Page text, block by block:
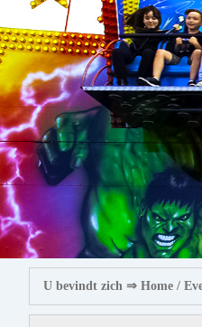
U bevindt zich ⇒ Home /